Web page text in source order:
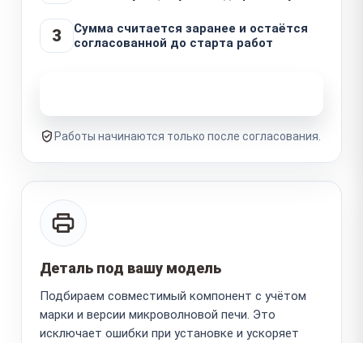
3
Сумма считается заранее и остаётся
согласованной до старта работ
Работы начинаются только после согласования.
Деталь под вашу модель
Подбираем совместимый компонент с учётом
марки и версии микроволновой печи. Это
исключает ошибки при установке и ускоряет